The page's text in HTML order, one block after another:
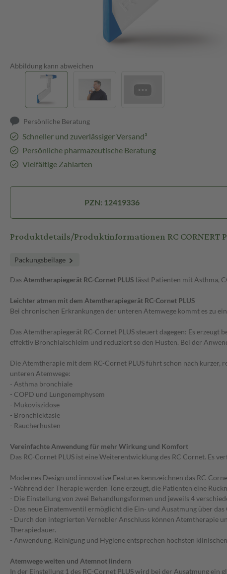
Abbildung kann abweichen
Persönliche Beratung
Schneller und zuverlässiger Versand³
Persönliche pharmazeutische Beratung
Vielfältige Zahlarten
PZN: 12419336
Produktdetails/Produktinformationen RC CORNERT
Packungsbeilage
Das Atemtherapiegerät RC-Cornet PLUS lässt Patienten mit Asthma,
Leichter atmen mit dem Atemtherapiegerät RC-Cornet PLUS
Bei chronischen Erkrankungen der unteren Atemwege kommt es zu
Das Atemtherapiegerät RC-Cornet PLUS steuert dagegen: Es
effektiv Bronchialschleim und reduziert so den Husten. Bei der
Die Atemtherapie mit dem RC-Cornet PLUS führt schon nach kurzer,
unteren Atemwege:
- Asthma bronchiale
- COPD und Lungenemphysem
- Mukoviszidose
- Bronchiektasie
- Raucherhusten
Vereinfachte Anwendung für mehr Wirkung und Komfort
Das RC-Cornet PLUS ist eine Weiterentwicklung des RC Cornet. Es
Modernes Design und innovative Features kennzeichnen das RC-
- Während der Therapie werden Töne erzeugt, die Patienten eine
- Die Einstellung von zwei Behandlungsformen und jeweils 4
- Das neue Einatemventil ermöglicht die Ein- und Ausatmung über das
- Durch den integrierten Vernebler Anschluss können Atemtherapie
Therapiedauer.
- Anwendung, Reinigung und Hygiene entsprechen höchsten
Atemwege weiten und Atemnot lindern
In der Einstellung 1 des RC-Cornet PLUS wird bei der Ausatmung